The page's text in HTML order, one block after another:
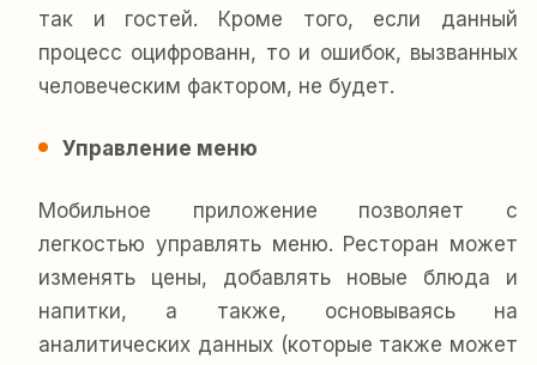
так и гостей. Кроме того, если данный
процесс оцифрованн, то и ошибок, вызванных
человеческим фактором, не будет.
Управление меню
Мобильное приложение позволяет с
легкостью управлять меню. Ресторан может
изменять цены, добавлять новые блюда и
напитки, а также, основываясь на
аналитических данных (которые также может